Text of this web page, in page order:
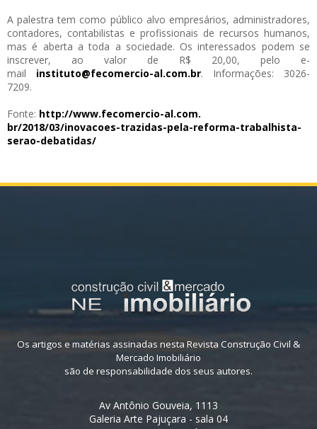
A palestra tem como público alvo empresários, administradores,
contadores, contabilistas e profissionais de recursos humanos,
mas é aberta a toda a sociedade. Os interessados podem se
inscrever, ao valor de R$ 20,00, pelo e-
mail instituto@fecomercio-al.com.br. Informações: 3026-
7209.
Fonte: http://www.fecomercio-al.com.
br/2018/03/inovacoes-trazidas-pela-reforma-trabalhista-
serao-debatidas/
Os artigos e matérias assinadas nesta Revista Construção Civil &
Mercado Imobiliário
são de responsabilidade dos seus autores.
Av Antônio Gouveia, 1113
Galeria Arte Pajuçara - sala 04